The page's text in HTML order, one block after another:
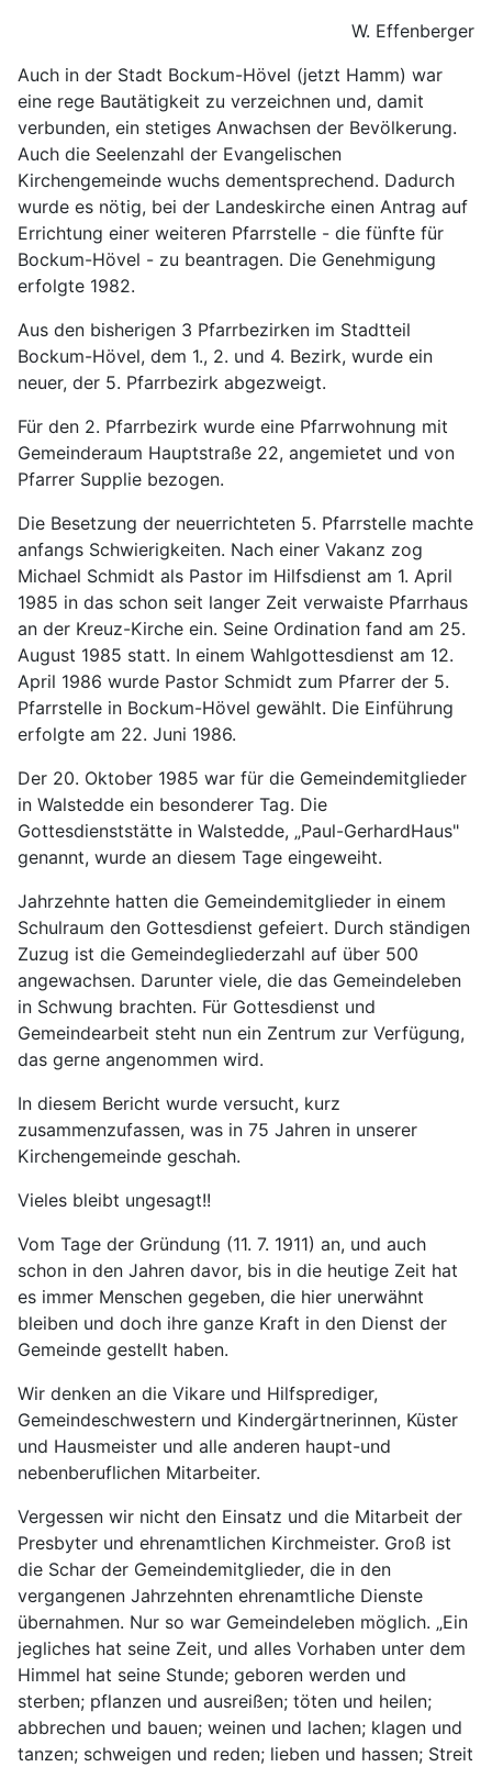
W. Effenberger
Auch in der Stadt Bockum-Hövel (jetzt Hamm) war
eine rege Bautätigkeit zu verzeichnen und, damit
verbunden, ein stetiges Anwachsen der Bevölkerung.
Auch die Seelenzahl der Evangelischen
Kirchengemeinde wuchs dementsprechend. Dadurch
wurde es nötig, bei der Landeskirche einen Antrag auf
Errichtung einer weiteren Pfarrstelle - die fünfte für
Bockum-Hövel - zu beantragen. Die Genehmigung
erfolgte 1982.
Aus den bisherigen 3 Pfarrbezirken im Stadtteil
Bockum-Hövel, dem 1., 2. und 4. Bezirk, wurde ein
neuer, der 5. Pfarrbezirk abgezweigt.
Für den 2. Pfarrbezirk wurde eine Pfarrwohnung mit
Gemeinderaum Hauptstraße 22, angemietet und von
Pfarrer Supplie bezogen.
Die Besetzung der neuerrichteten 5. Pfarrstelle machte
anfangs Schwierigkeiten. Nach einer Vakanz zog
Michael Schmidt als Pastor im Hilfsdienst am 1. April
1985 in das schon seit langer Zeit verwaiste Pfarrhaus
an der Kreuz-Kirche ein. Seine Ordination fand am 25.
August 1985 statt. In einem Wahlgottesdienst am 12.
April 1986 wurde Pastor Schmidt zum Pfarrer der 5.
Pfarrstelle in Bockum-Hövel gewählt. Die Einführung
erfolgte am 22. Juni 1986.
Der 20. Oktober 1985 war für die Gemeindemitglieder
in Walstedde ein besonderer Tag. Die
Gottesdienststätte in Walstedde, „Paul-GerhardHaus"
genannt, wurde an diesem Tage eingeweiht.
Jahrzehnte hatten die Gemeindemitglieder in einem
Schulraum den Gottesdienst gefeiert. Durch ständigen
Zuzug ist die Gemeindegliederzahl auf über 500
angewachsen. Darunter viele, die das Gemeindeleben
in Schwung brachten. Für Gottesdienst und
Gemeindearbeit steht nun ein Zentrum zur Verfügung,
das gerne angenommen wird.
In diesem Bericht wurde versucht, kurz
zusammenzufassen, was in 75 Jahren in unserer
Kirchengemeinde geschah.
Vieles bleibt ungesagt!!
Vom Tage der Gründung (11. 7. 1911) an, und auch
schon in den Jahren davor, bis in die heutige Zeit hat
es immer Menschen gegeben, die hier unerwähnt
bleiben und doch ihre ganze Kraft in den Dienst der
Gemeinde gestellt haben.
Wir denken an die Vikare und Hilfsprediger,
Gemeindeschwestern und Kindergärtnerinnen, Küster
und Hausmeister und alle anderen haupt-und
nebenberuflichen Mitarbeiter.
Vergessen wir nicht den Einsatz und die Mitarbeit der
Presbyter und ehrenamtlichen Kirchmeister. Groß ist
die Schar der Gemeindemitglieder, die in den
vergangenen Jahrzehnten ehrenamtliche Dienste
übernahmen. Nur so war Gemeindeleben möglich. „Ein
jegliches hat seine Zeit, und alles Vorhaben unter dem
Himmel hat seine Stunde; geboren werden und
sterben; pflanzen und ausreißen; töten und heilen;
abbrechen und bauen; weinen und lachen; klagen und
tanzen; schweigen und reden; lieben und hassen; Streit